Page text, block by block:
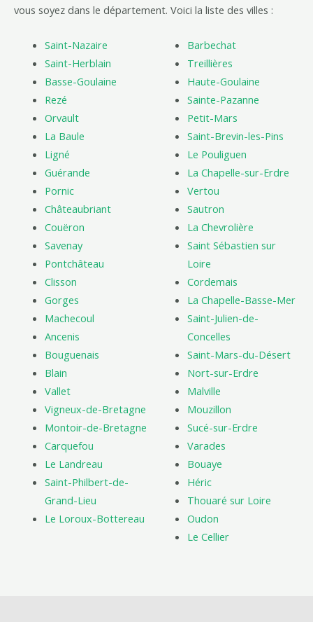
vous soyez dans le département. Voici la liste des villes :
Saint-Nazaire
Saint-Herblain
Basse-Goulaine
Rezé
Orvault
La Baule
Ligné
Guérande
Pornic
Châteaubriant
Couëron
Savenay
Pontchâteau
Clisson
Gorges
Machecoul
Ancenis
Bouguenais
Blain
Vallet
Vigneux-de-Bretagne
Montoir-de-Bretagne
Carquefou
Le Landreau
Saint-Philbert-de-
Grand-Lieu
Le Loroux-Bottereau
Barbechat
Treillières
Haute-Goulaine
Sainte-Pazanne
Petit-Mars
Saint-Brevin-les-Pins
Le Pouliguen
La Chapelle-sur-Erdre
Vertou
Sautron
La Chevrolière
Saint Sébastien sur
Loire
Cordemais
La Chapelle-Basse-Mer
Saint-Julien-de-
Concelles
Saint-Mars-du-Désert
Nort-sur-Erdre
Malville
Mouzillon
Sucé-sur-Erdre
Varades
Bouaye
Héric
Thouaré sur Loire
Oudon
Le Cellier